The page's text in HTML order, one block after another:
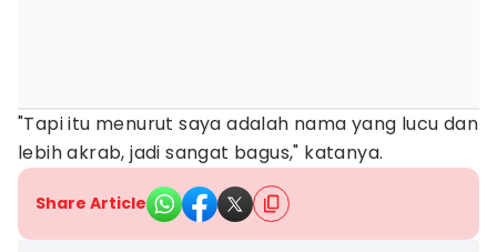
"Tapi itu menurut saya adalah nama yang lucu dan
lebih akrab, jadi sangat bagus," katanya.
Share Article